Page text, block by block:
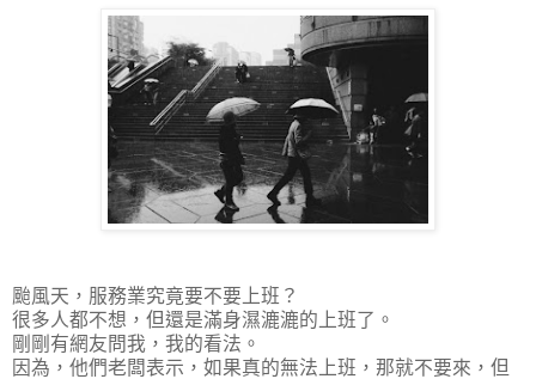
颱風天，服務業究竟要不要上班？
很多人都不想，但還是滿身濕漉漉的上班了。
剛剛有網友問我，我的看法。
因為，他們老闆表示，如果真的無法上班，那就不要來，但